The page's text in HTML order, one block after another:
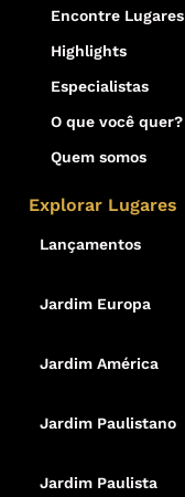
Encontre Lugares
Highlights
Especialistas
O que você quer?
Quem somos
Explorar Lugares
Lançamentos
Jardim Europa
Jardim América
Jardim Paulistano
Jardim Paulista